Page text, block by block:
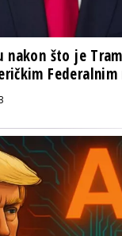
nakon što je
Federalnim